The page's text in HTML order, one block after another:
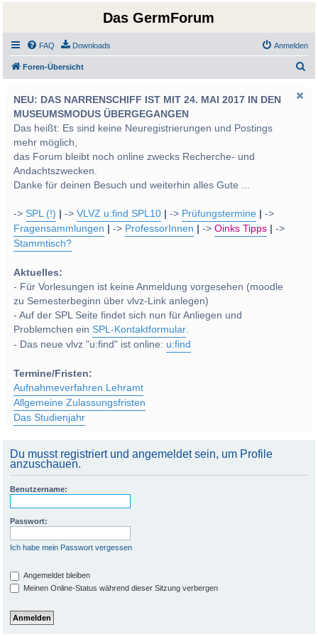
Das GermForum
FAQ Downloads Anmelden
Foren-Übersicht
NEU: DAS NARRENSCHIFF IST MIT 24. MAI 2017 IN DEN
MUSEUMSMODUS ÜBERGEGANGEN
Das heißt: Es sind keine Neuregistrierungen und Postings
mehr möglich,
das Forum bleibt noch online zwecks Recherche- und
Andachtszwecken.
Danke für deinen Besuch und weiterhin alles Gute ...
->SPL (!) ->VLVZ u:find SPL10 -> Prüfungstermine
->
Fragensammlungen
-> ProfessorInnen ->Oinks Tipps
->
Stammtisch?
Aktuelles:
- Für Vorlesungen ist keine Anmeldung vorgesehen (moodle
zu Semesterbeginn über vlvz-Link anlegen)
- Auf der SPL Seite findet sich nun für Anliegen und
Problemchen einSPL-Kontaktformular.
- Das neue vlvz "u:find" ist online: u:find
Termine/Fristen:
Aufnahmeverfahren Lehramt
Allgemeine Zulassungsfristen
Das Studienjahr
Du musst registriert und angemeldet sein, um Profile
anzuschauen.
Benutzername:
Passwort:
Ich habe mein Passwort vergessen
Angemeldet bleiben
Meinen Online-Status während dieser Sitzung verbergen